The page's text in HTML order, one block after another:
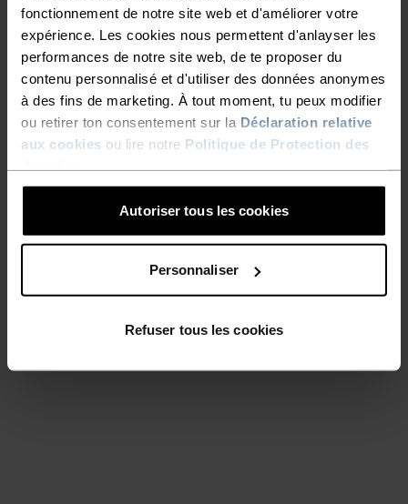
fonctionnement de notre site web et d'améliorer votre
expérience. Les cookies nous permettent d'anlayser les
performances de notre site web, de te proposer du
contenu personnalisé et d'utiliser des données anonymes
à des fins de marketing. À tout moment, tu peux modifier
ou retirer ton consentement sur la Déclaration relative
aux cookies ou lire notre Politique de Protection des
Autoriser tous les cookies
Personnaliser
Refuser tous les cookies